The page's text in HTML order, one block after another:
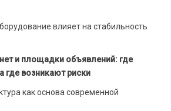
влияет на стабильность
и площадки объявлений: где
где возникают риски
как основа современной